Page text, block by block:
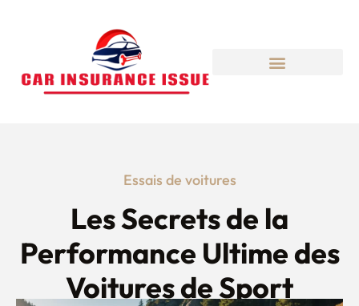
Essais de voitures
Les Secrets de la
Performance Ultime des
Voitures de Sport